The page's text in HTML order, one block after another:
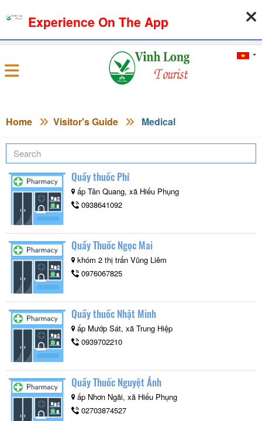
07-08-2026, 12:08:12 WEATHER
Home Visitor's Guide Medical
Quầy thuốc Phỉ
ấp Tân Quang, xã Hiếu Phụng
0938641092
Quầy Thuốc Ngọc Mai
khóm 2 thị trấn Vũng Liêm
0976067825
Quầy thuốc Nhật Minh
ấp Mướp Sát, xã Trung Hiệp
0939702210
Quầy Thuốc Nguyệt Ảnh
ấp Nhơn Ngãi, xã Hiếu Phụng
02703874527
Experience On The App